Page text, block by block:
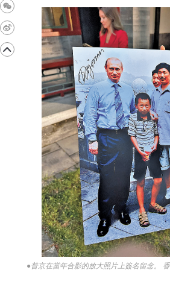
●普京在當年合影的放大照片上簽名留念。